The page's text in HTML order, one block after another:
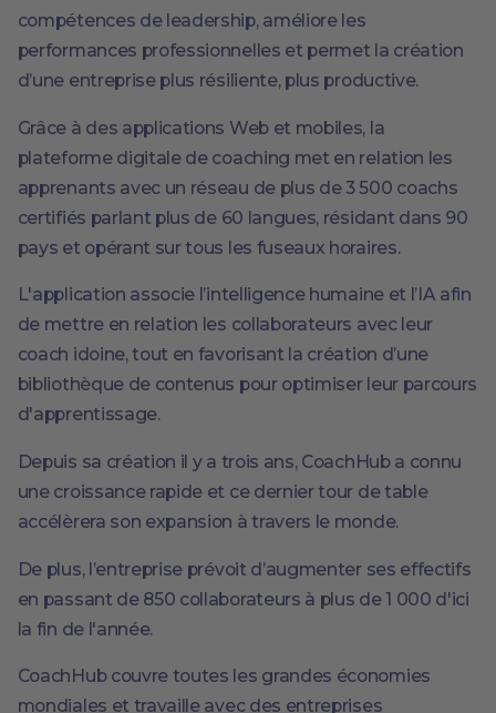
compétences de leadership, améliore les
performances professionnelles et permet la création
d’une entreprise plus résiliente, plus productive.
Grâce à des applications Web et mobiles, la
plateforme digitale de coaching met en relation les
apprenants avec un réseau de plus de 3 500 coachs
certifiés parlant plus de 60 langues, résidant dans 90
pays et opérant sur tous les fuseaux horaires.
L'application associe l’intelligence humaine et l’IA afin
de mettre en relation les collaborateurs avec leur
coach idoine, tout en favorisant la création d’une
bibliothèque de contenus pour optimiser leur parcours
d'apprentissage.
Depuis sa création il y a trois ans, CoachHub a connu
une croissance rapide et ce dernier tour de table
accélèrera son expansion à travers le monde.
De plus, l’entreprise prévoit d’augmenter ses effectifs
en passant de 850 collaborateurs à plus de 1 000 d'ici
la fin de l'année.
CoachHub couvre toutes les grandes économies
mondiales et travaille avec des entreprises